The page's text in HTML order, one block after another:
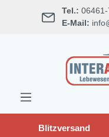
springen Tel.:
E-Mail:
Blitzversand